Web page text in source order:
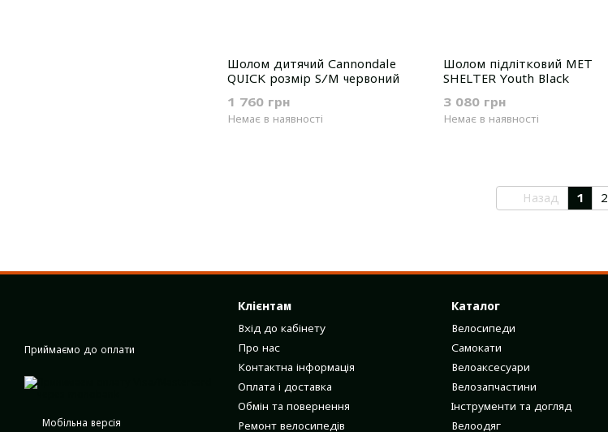
Шолом дитячий Cannondale
QUICK розмір S/M червоний
1 760 грн
Немає в наявності
Шолом підлітковий MET
SHELTER Youth Black
3 080 грн
Немає в наявності
Назад 1 2
Приймаємо до оплати
Мобільна версія
Клієнтам
Вхід до кабінету
Про нас
Контактна інформація
Оплата і доставка
Обмін та повернення
Ремонт велосипедів
Каталог
Велосипеди
Самокати
Велоаксесуари
Велозапчастини
Інструменти та догляд
Велоодяг